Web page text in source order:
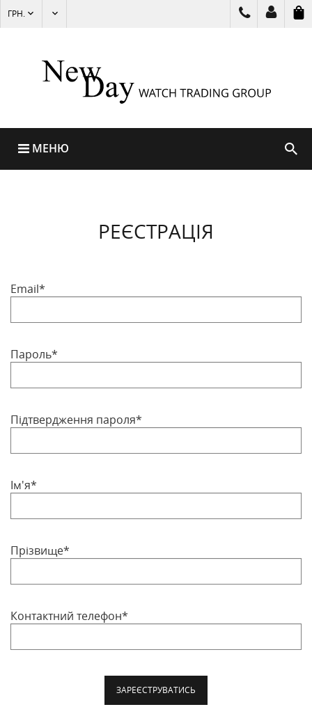
ГРН.
МЕНЮ
РЕЄСТРАЦІЯ
Email*
Пароль*
Підтвердження пароля*
Ім'я*
Прізвище*
Контактний телефон*
ЗАРЕЄСТРУВАТИСЬ